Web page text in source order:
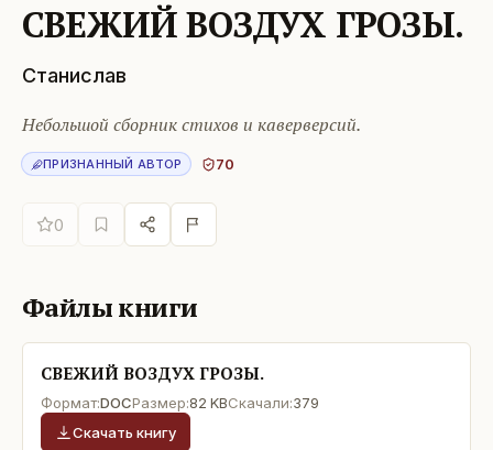
СВЕЖИЙ ВОЗДУХ ГРОЗЫ.
Станислав
Небольшой сборник стихов и каверверсий.
ПРИЗНАННЫЙ АВТОР 70
0
Файлы книги
СВЕЖИЙ ВОЗДУХ ГРОЗЫ.
Формат:DOCРазмер:82 KBСкачали:379
Скачать книгу